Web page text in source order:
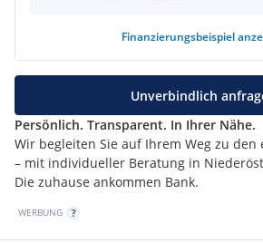
Finanzierungsbeispiel
Persönlich. Transparent. In Ihrer Nähe.
Wir begleiten Sie auf Ihrem Weg zu den
– mit individueller Beratung in
Die zuhause ankommen Bank.
Unverbindlich
WERBUNG